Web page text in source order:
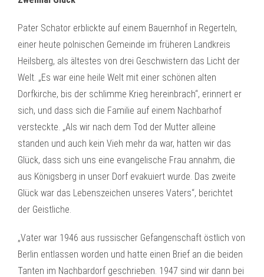
Pater Schator erblickte auf einem Bauernhof in Regerteln,
einer heute polnischen Gemeinde im früheren Landkreis
Heilsberg, als ältestes von drei Geschwistern das Licht der
Welt. „Es war eine heile Welt mit einer schönen alten
Dorfkirche, bis der schlimme Krieg hereinbrach“, erinnert er
sich, und dass sich die Familie auf einem Nachbarhof
versteckte. „Als wir nach dem Tod der Mutter alleine
standen und auch kein Vieh mehr da war, hatten wir das
Glück, dass sich uns eine evangelische Frau annahm, die
aus Königsberg in unser Dorf evakuiert wurde. Das zweite
Glück war das Lebenszeichen unseres Vaters“, berichtet
der Geistliche.
„Vater war 1946 aus russischer Gefangenschaft östlich von
Berlin entlassen worden und hatte einen Brief an die beiden
Tanten im Nachbardorf geschrieben. 1947 sind wir dann bei